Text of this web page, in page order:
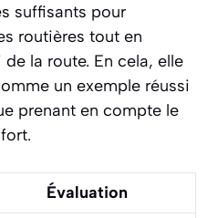
suffisants pour
routières tout en
la route. En cela, elle
un exemple réussi
prenant en compte le
Évaluation